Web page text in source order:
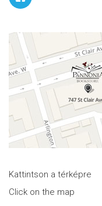
Kattintson a térképre
Click on the map